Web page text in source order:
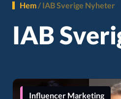
Online Video
Hem/ IAB Sverige Nyheter
IAB
Influencer Marketing